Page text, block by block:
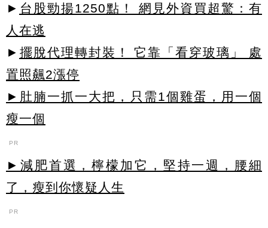
► 台股勁揚1250點！ 網見外資買超驚：有
人在逃
► 擺脫代理轉封裝！ 它靠「看穿玻璃」 處
置照飆2漲停
►肚腩一抓一大把，只需1個雞蛋，用一個
瘦一個
PR
►減肥首選，檸檬加它，堅持一週，腰細
了，瘦到你懷疑人生
PR